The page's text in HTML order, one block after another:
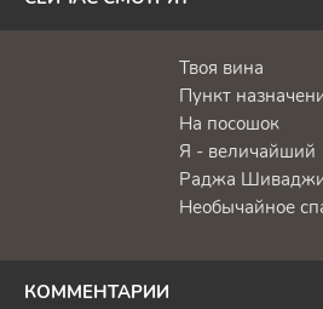
Твоя вина
Пункт
На посошок
Я - величайший
Раджа
Необычайное
КОММЕНТАРИИ